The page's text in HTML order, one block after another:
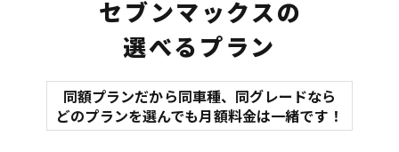
セブンマックスの
選べるプラン
同額プランだから同車種、同グレードなら
どのプランを選んでも月額料金は一緒です！